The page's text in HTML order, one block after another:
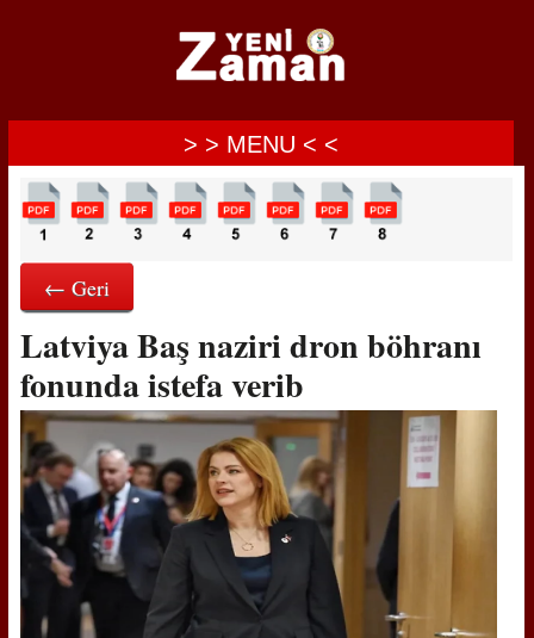
> > MENU < <
← Geri
Latviya Baş naziri dron böhranı
fonunda istefa verib